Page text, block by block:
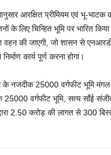
आरक्षित प्रीमियम एवं भू-
के लिए चिन्हित भूमि पर भारित
वहन की जाएगी, जो शासन से
कार्य पूर्ण करना होगा।
के नजदीक 25000 वर्गफीट भूमि
वर्गफीट भूमि, सत्य साँई
2.50 करोड़ की लागत से 300